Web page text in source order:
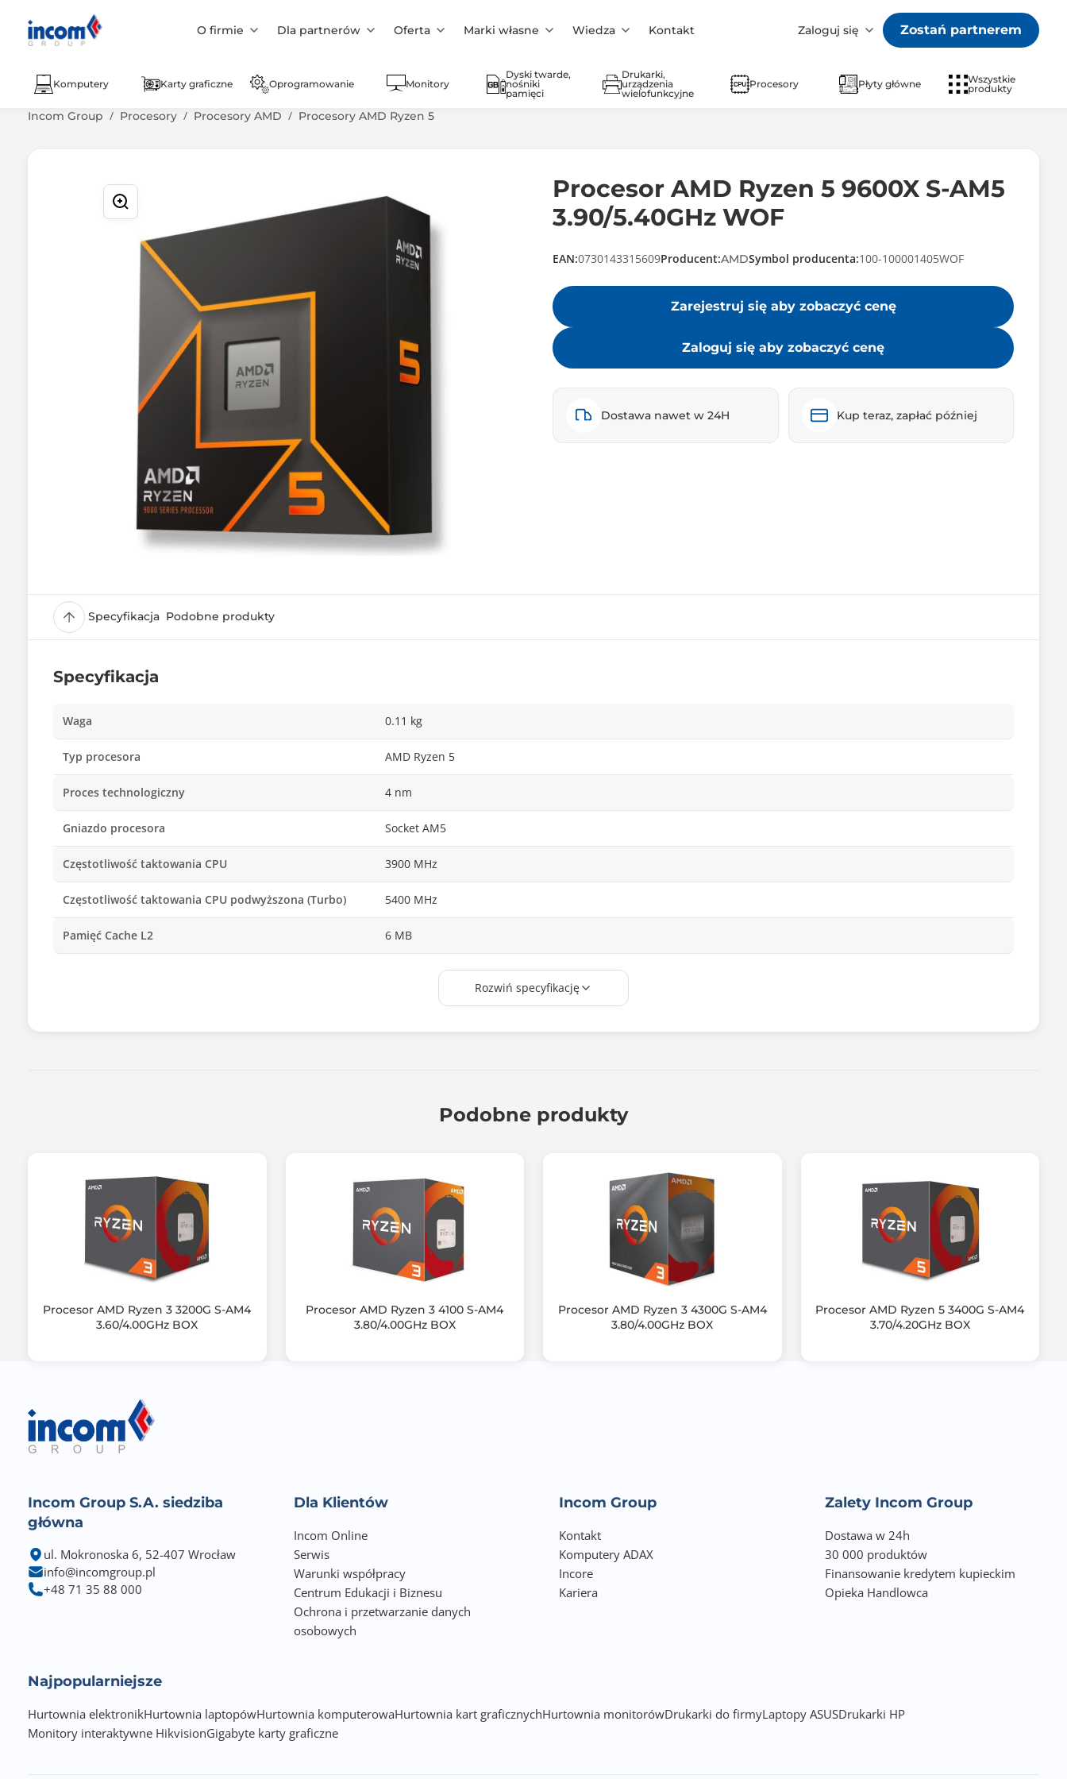
O firmie Dla partnerów Oferta Marki własne Wiedza Kontakt Zaloguj się Zostań partnerem
Komputery Karty graficzne Oprogramowanie Monitory
Dyski twarde,
nośniki
pamięci
Drukarki,
urządzenia
wielofunkcyjne
Procesory Płyty główne
Wszystkie
produkty
Incom Group Procesory Procesory AMD Procesory AMD Ryzen 5
Procesor AMD Ryzen 5 9600X S-AM5
3.90/5.40GHz WOF
EAN:0730143315609Producent:AMDSymbol producenta:100-100001405WOF
Zarejestruj się aby zobaczyć cenę
Zaloguj się aby zobaczyć cenę
Dostawa nawet w 24H Kup teraz, zapłać później
Specyfikacja Podobne produkty
Specyfikacja
Waga 0.11 kg
Typ procesora AMD Ryzen 5
Proces technologiczny 4 nm
Gniazdo procesora Socket AM5
Częstotliwość taktowania CPU 3900 MHz
Częstotliwość taktowania CPU podwyższona (Turbo) 5400 MHz
Pamięć Cache L2 6 MB
AMD Radeon Graphics
Opakowanie BOX
Informacje dodatkowe
Rodzaj obsługiwanej pamięci: DDR5-5600, DDR5-3600
Obsługa pamięci ECC
Odblokowany mnożnik
Obsługiwany chipset: A620, B650, B650E, X670, X670E, X870, X870E
Gwarancja producenta [mies.]
Rozwiń specyfikację
Podobne produkty
Procesor AMD Ryzen 3 3200G S-AM4
3.60/4.00GHz BOX
Procesor AMD Ryzen 3 4100 S-AM4
3.80/4.00GHz BOX
Procesor AMD Ryzen 3 4300G S-AM4
3.80/4.00GHz BOX
Procesor AMD Ryzen 5 3400G S-AM4
3.70/4.20GHz BOX
Incom Group S.A. siedziba
główna
ul. Mokronoska 6, 52-407 Wrocław
info@incomgroup.pl
+48 71 35 88 000
Dla Klientów
Incom Online
Serwis
Warunki współpracy
Centrum Edukacji i Biznesu
Ochrona i przetwarzanie danych
osobowych
Incom Group
Kontakt
Komputery ADAX
Incore
Kariera
Zalety Incom Group
Dostawa w 24h
30 000 produktów
Finansowanie kredytem kupieckim
Opieka Handlowca
Najpopularniejsze
Hurtownia elektronikHurtownia laptopówHurtownia komputerowaHurtownia kart graficznychHurtownia monitorówDrukarki do firmyLaptopy ASUSDrukarki HP
Monitory interaktywne HikvisionGigabyte karty graficzne